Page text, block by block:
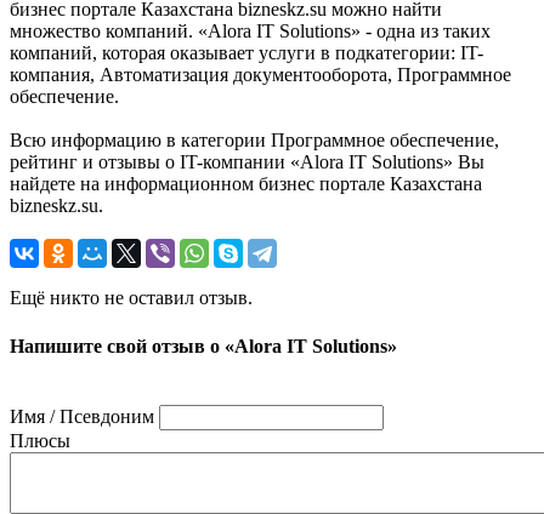
бизнес портале Казахстана bizneskz.su можно найти
множество компаний. «Alora IT Solutions» - одна из таких
компаний, которая оказывает услуги в подкатегории: IT-
компания, Автоматизация документооборота, Программное
обеспечение.
Всю информацию в категории Программное обеспечение,
рейтинг и отзывы о IT-компании «Alora IT Solutions» Вы
найдете на информационном бизнес портале Казахстана
bizneskz.su.
Ещё никто не оставил отзыв.
Напишите свой отзыв о «Alora IT Solutions»
Имя / Псевдоним
Плюсы